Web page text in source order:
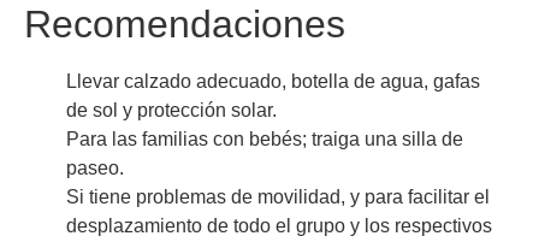
Recomendaciones
Llevar calzado adecuado, botella de agua, gafas
de sol y protección solar.
Para las familias con bebés; traiga una silla de
paseo.
Si tiene problemas de movilidad, y para facilitar el
desplazamiento de todo el grupo y los respectivos